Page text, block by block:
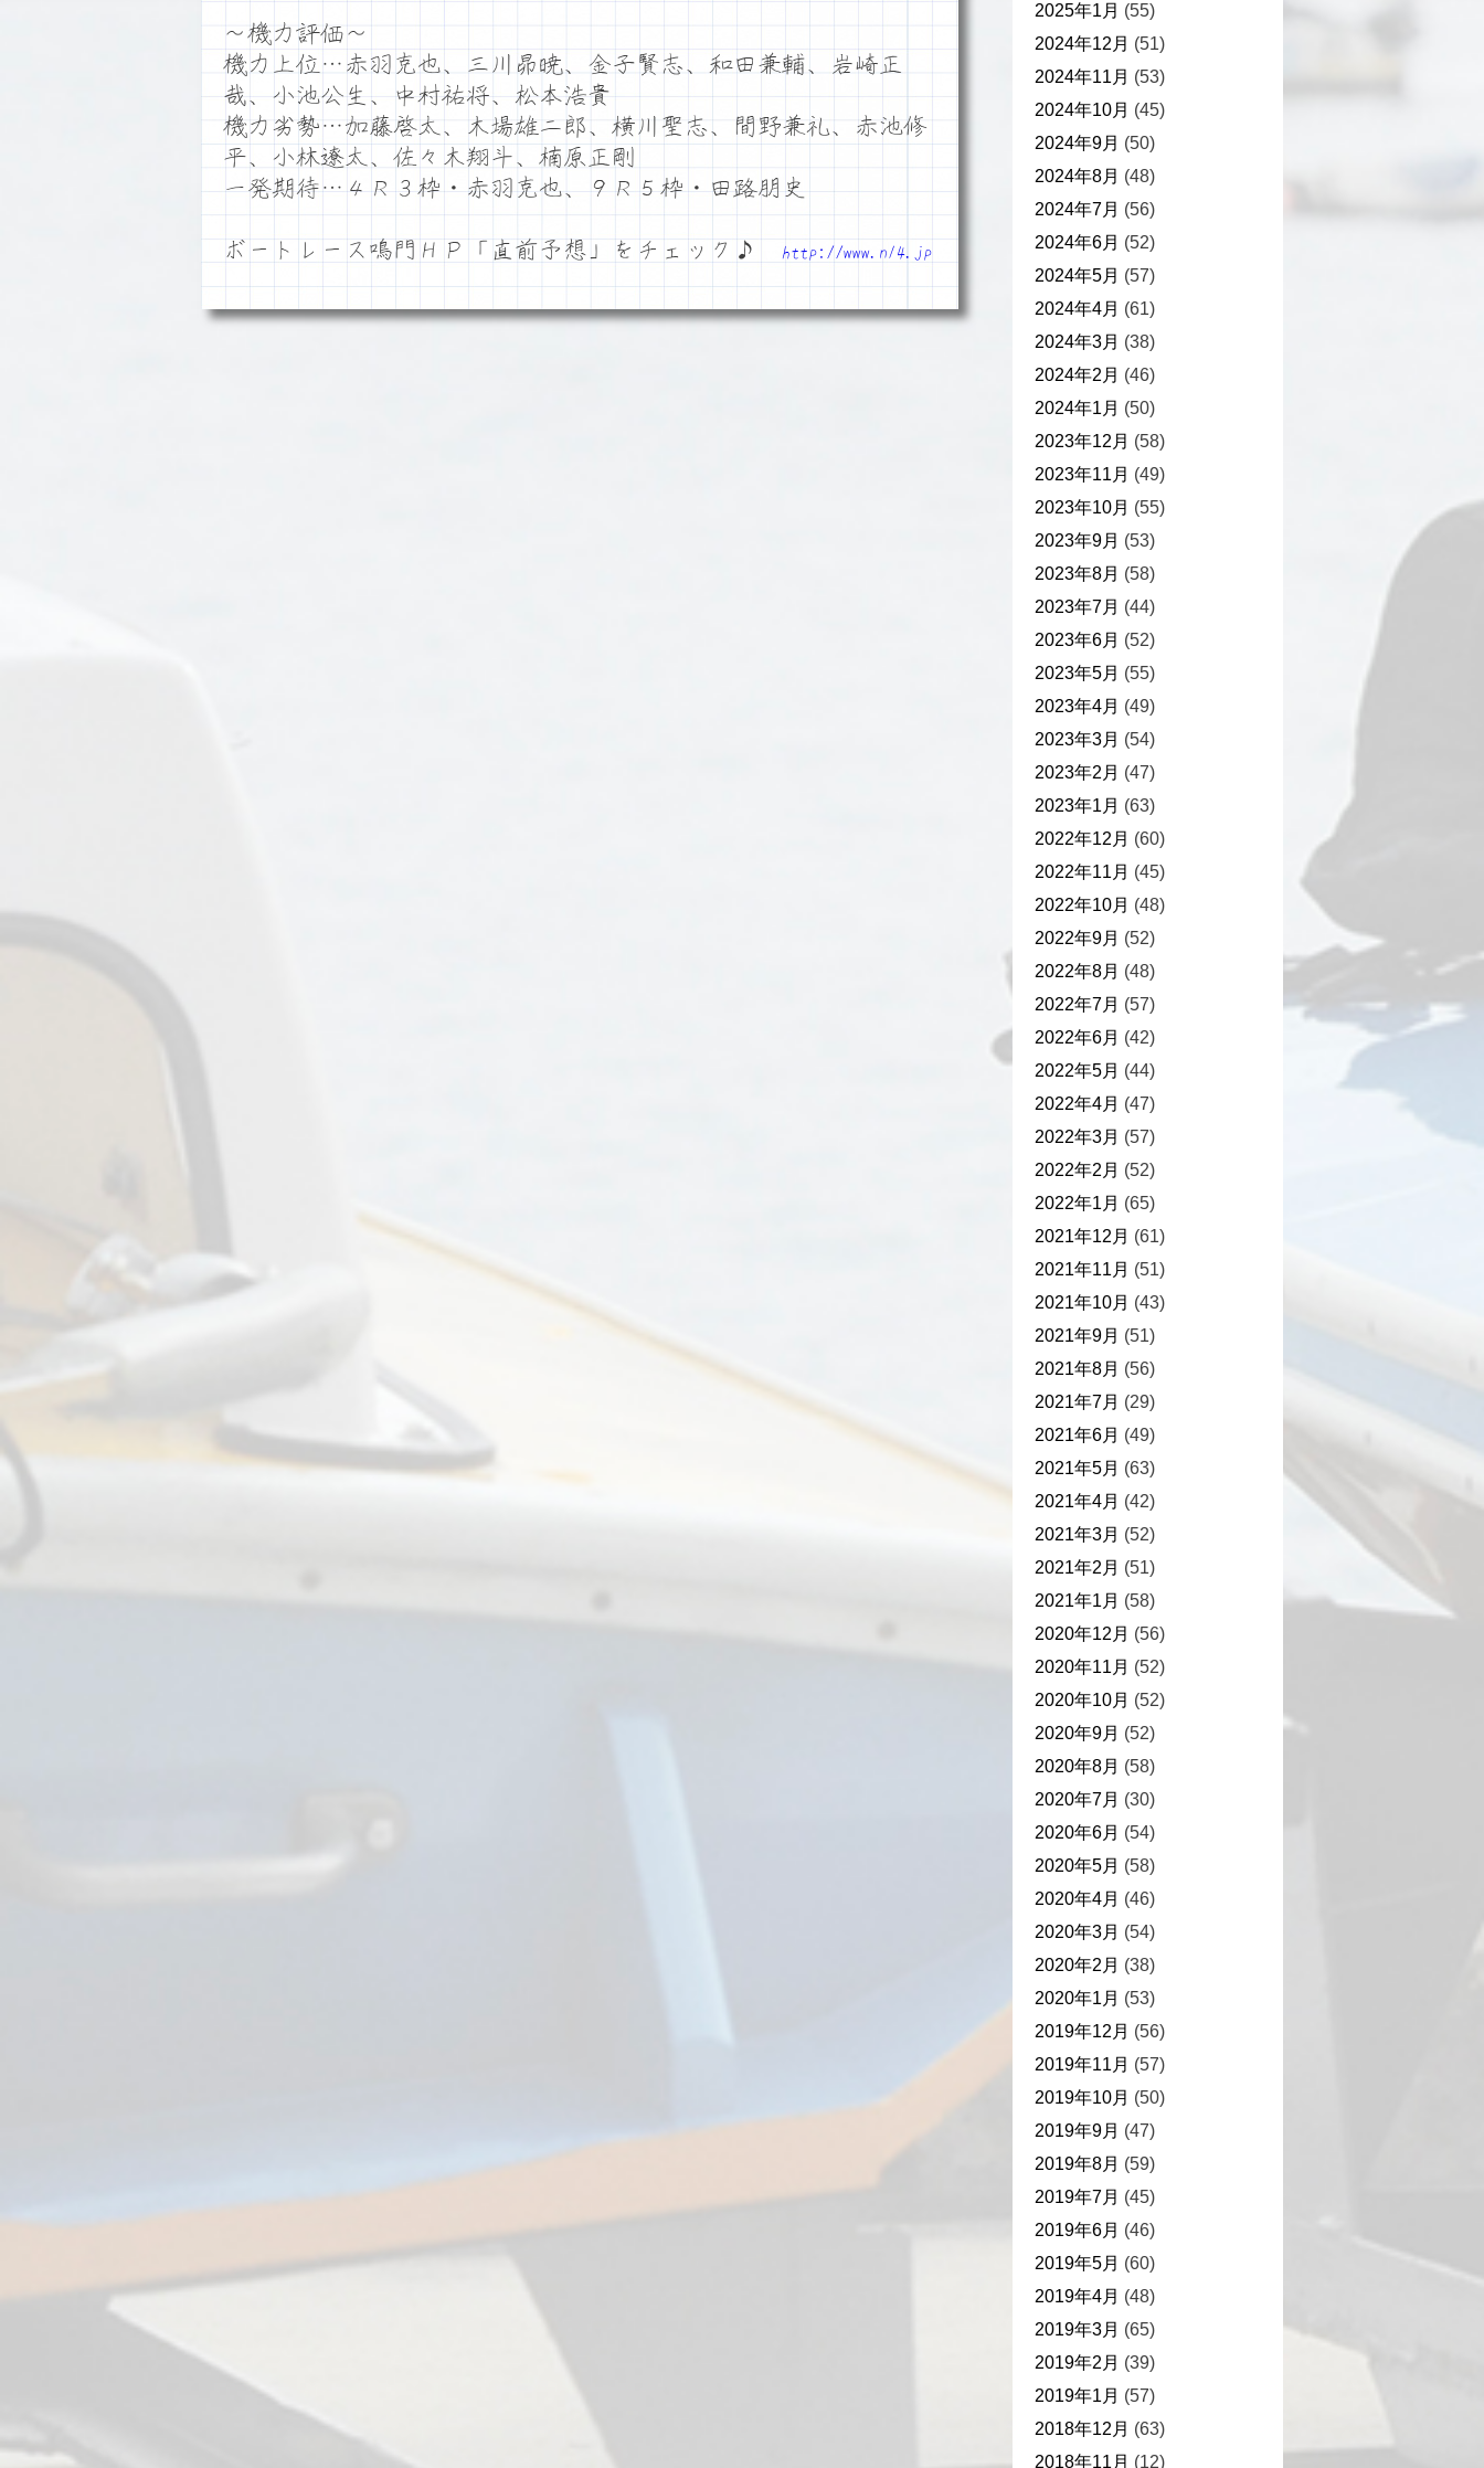
～機力評価～
機力上位…赤羽克也、三川昴暁、金子賢志、和田兼輔、岩崎正
哉、小池公生、中村祐将、松本浩貴
機力劣勢…加藤啓太、木場雄二郎、横川聖志、間野兼礼、赤池修
平、小林遼太、佐々木翔斗、楠原正剛
一発期待…４Ｒ３枠・赤羽克也、９Ｒ５枠・田路朋史
ボートレース鳴門ＨＰ「直前予想」をチェック♪ http://www.n14.jp
2025年1月 (55)
2024年12月 (51)
2024年11月 (53)
2024年10月 (45)
2024年9月 (50)
2024年8月 (48)
2024年7月 (56)
2024年6月 (52)
2024年5月 (57)
2024年4月 (61)
2024年3月 (38)
2024年2月 (46)
2024年1月 (50)
2023年12月 (58)
2023年11月 (49)
2023年10月 (55)
2023年9月 (53)
2023年8月 (58)
2023年7月 (44)
2023年6月 (52)
2023年5月 (55)
2023年4月 (49)
2023年3月 (54)
2023年2月 (47)
2023年1月 (63)
2022年12月 (60)
2022年11月 (45)
2022年10月 (48)
2022年9月 (52)
2022年8月 (48)
2022年7月 (57)
2022年6月 (42)
2022年5月 (44)
2022年4月 (47)
2022年3月 (57)
2022年2月 (52)
2022年1月 (65)
2021年12月 (61)
2021年11月 (51)
2021年10月 (43)
2021年9月 (51)
2021年8月 (56)
2021年7月 (29)
2021年6月 (49)
2021年5月 (63)
2021年4月 (42)
2021年3月 (52)
2021年2月 (51)
2021年1月 (58)
2020年12月 (56)
2020年11月 (52)
2020年10月 (52)
2020年9月 (52)
2020年8月 (58)
2020年7月 (30)
2020年6月 (54)
2020年5月 (58)
2020年4月 (46)
2020年3月 (54)
2020年2月 (38)
2020年1月 (53)
2019年12月 (56)
2019年11月 (57)
2019年10月 (50)
2019年9月 (47)
2019年8月 (59)
2019年7月 (45)
2019年6月 (46)
2019年5月 (60)
2019年4月 (48)
2019年3月 (65)
2019年2月 (39)
2019年1月 (57)
2018年12月 (63)
2018年11月 (12)